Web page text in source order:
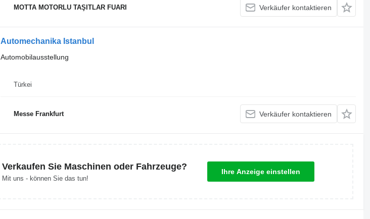
MOTTA MOTORLU TAŞITLAR FUARI Verkäufer kontaktieren
Automechanika Istanbul
Automobilausstellung
Türkei
Messe Frankfurt Verkäufer kontaktieren
Verkaufen Sie Maschinen oder Fahrzeuge?
Mit uns - können Sie das tun!
Ihre Anzeige einstellen